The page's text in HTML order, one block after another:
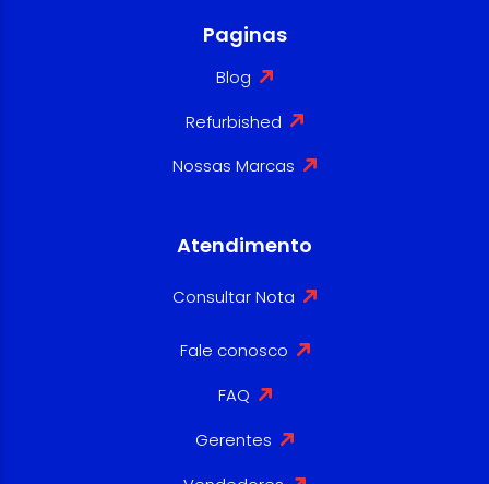
Paginas
Blog
Refurbished
Nossas Marcas
Atendimento
Consultar Nota
Fale conosco
FAQ
Gerentes